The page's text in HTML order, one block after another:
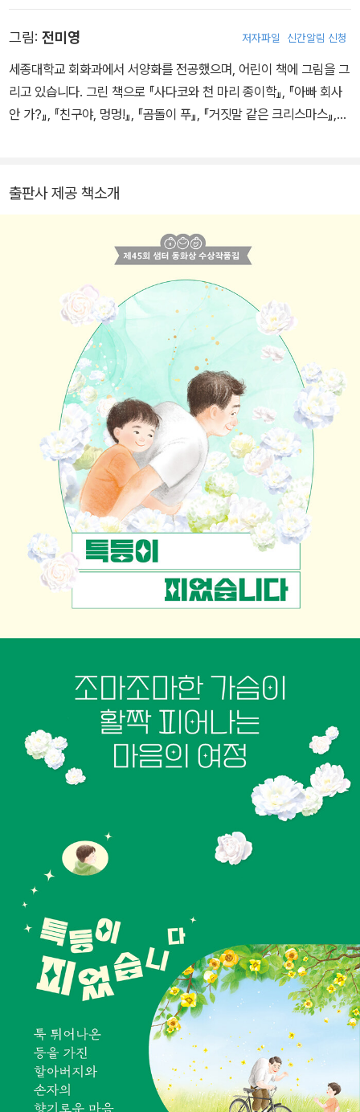
그림: 전미영 저자파일 신간알림 신청
세종대학교 회화과에서 서양화를 전공했으며, 어린이 책에 그림을 그
리고 있습니다. 그린 책으로 『사다코와 천 마리 종이학』, 『아빠 회사
안 가?』, 『친구야, 멍멍!』, 『곰돌이 푸』, 『거짓말 같은 크리스마스』,
출판사 제공 책소개